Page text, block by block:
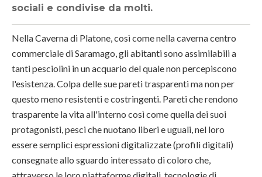
sociali e condivise da molti.
Nella Caverna di Platone, così come nella caverna centro
commerciale di Saramago, gli abitanti sono assimilabili a
tanti pesciolini in un acquario del quale non percepiscono
l'esistenza. Colpa delle sue pareti trasparenti ma non per
questo meno resistenti e costringenti. Pareti che rendono
trasparente la vita all'interno così come quella dei suoi
protagonisti, pesci che nuotano liberi e uguali, nel loro
essere semplici espressioni digitalizzate (profili digitali)
consegnate allo sguardo interessato di coloro che,
attraverso le loro piattaforme digitali, tecnologie di